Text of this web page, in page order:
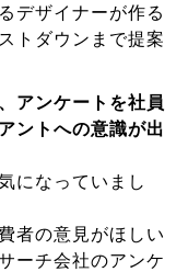
デザイナーが作る
トダウンまで提案
アンケートを社員
ントへの意識が出
になっていまし
者の意見がほしい
ーチ会社のアンケ